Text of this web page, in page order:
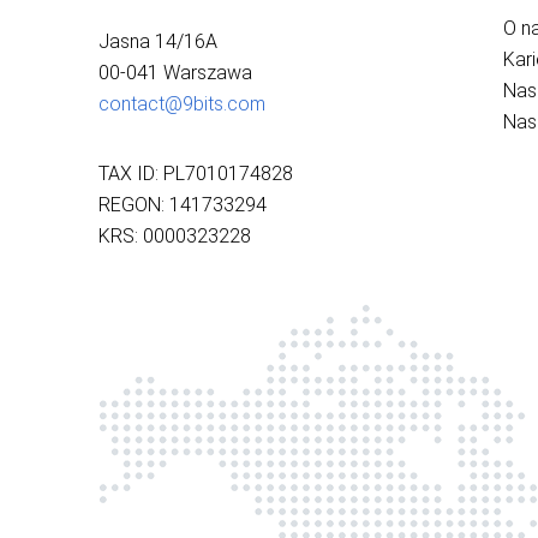
Jasna 14/16A
00-041 Warszawa
contact@9bits.com
TAX ID: PL7010174828
REGON: 141733294
KRS: 0000323228
O